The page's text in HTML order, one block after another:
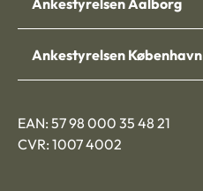
Ankestyrelsen København
EAN: 57 98 000 35 48 21
CVR: 1007 4002